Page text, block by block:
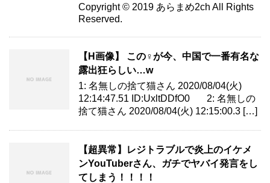
Copyright © 2019 あらまめ2ch All Rights
Reserved.
【H画像】 この♀が今、中国で一番有名な
露出狂らしい…w
1: 名無しの捨て猫さん 2020/08/04(火)
12:14:47.51 ID:UxltDDfO0 2: 名無しの
捨て猫さん 2020/08/04(火) 12:15:00.3 […]
【超異常】レジトラブルで炎上のイケメ
ンYouTuberさん、ガチでヤバイ発言をし
てしまう！！！！